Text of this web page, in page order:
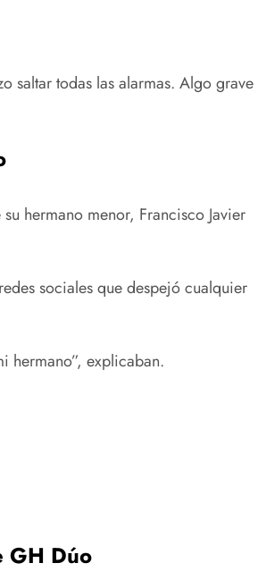
saltar todas las alarmas. Algo grave
hermano menor, Francisco Javier
sociales que despejó cualquier
hermano”, explicaban.
GH Dúo